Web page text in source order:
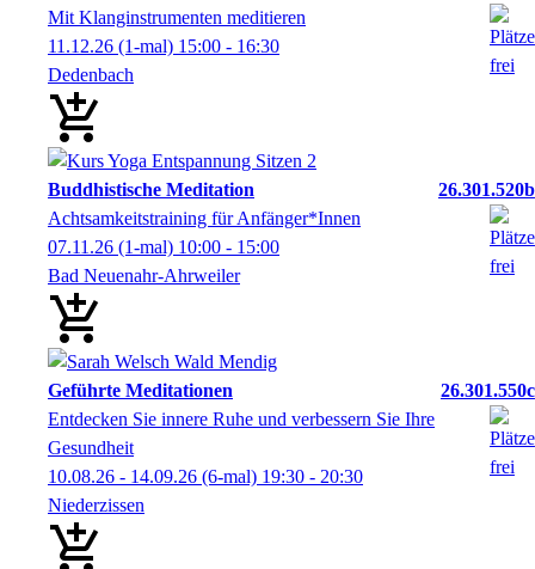
Mit Klanginstrumenten meditieren
11.12.26 (1-mal) 15:00 - 16:30
Dedenbach
Buddhistische Meditation
26.301.520b
Achtsamkeitstraining für Anfänger*Innen
07.11.26 (1-mal) 10:00 - 15:00
Bad Neuenahr-Ahrweiler
Geführte Meditationen
26.301.550c
Entdecken Sie innere Ruhe und verbessern Sie Ihre
Gesundheit
10.08.26 - 14.09.26 (6-mal) 19:30 - 20:30
Niederzissen